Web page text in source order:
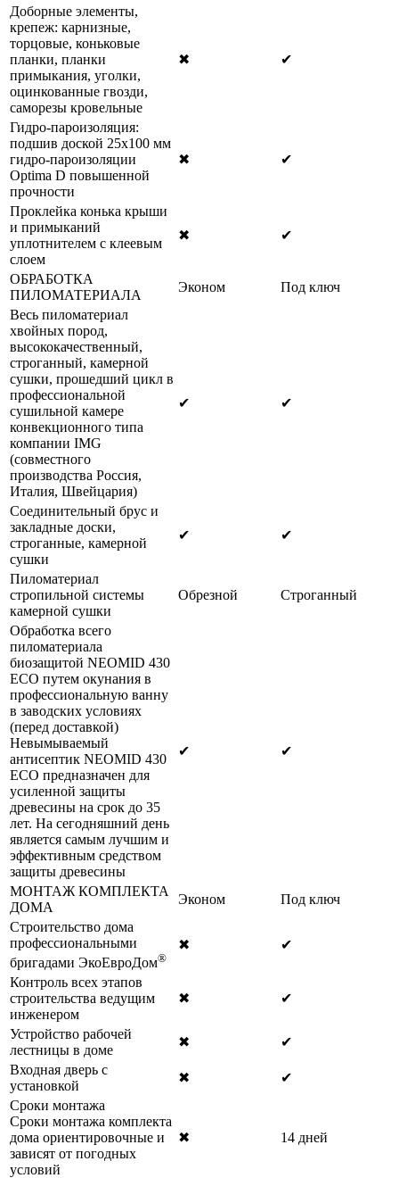
Доборные элементы,
крепеж: карнизные,
торцовые, коньковые
планки, планки
примыкания, уголки,
оцинкованные гвозди,
саморезы кровельные
✖ ✔
Гидро-пароизоляция:
подшив доской 25х100 мм
гидро-пароизоляции
Optima D повышенной
прочности
✖ ✔
Проклейка конька крыши
и примыканий
уплотнителем с клеевым
слоем
✖ ✔
ОБРАБОТКА
ПИЛОМАТЕРИАЛА
Эконом
Под ключ
Весь пиломатериал
хвойных пород,
высококачественный,
строганный, камерной
сушки, прошедший цикл в
профессиональной
сушильной камере
конвекционного типа
компании IMG
(совместного
производства Россия,
Италия, Швейцария)
✔ ✔
Соединительный брус и
закладные доски,
строганные, камерной
сушки
✔ ✔
Пиломатериал
стропильной системы
камерной сушки
Обрезной Строганный
Обработка всего
пиломатериала
биозащитой NEOMID 430
ECO путем окунания в
профессиональную ванну
в заводских условиях
(перед доставкой)
Невымываемый
антисептик NEOMID 430
ECO предназначен для
усиленной защиты
древесины на срок до 35
лет. На сегодняшний день
является самым лучшим и
эффективным средством
защиты древесины
✔ ✔
МОНТАЖ КОМПЛЕКТА
ДОМА
Эконом
Под ключ
Строительство дома
профессиональными
бригадами ЭкоЕвроДом®
✖ ✔
Контроль всех этапов
строительства ведущим
инженером
✖ ✔
Устройство рабочей
лестницы в доме
✖
✔
Входная дверь с
установкой
✖
✔
Сроки монтажа
Сроки монтажа комплекта
дома ориентировочные и
зависят от погодных
условий
✖ 14 дней